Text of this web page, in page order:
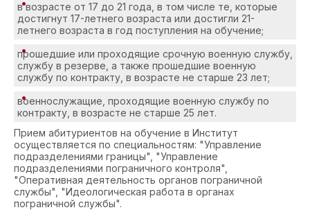
в возрасте от 17 до 21 года, в том числе те, которые
достигнут 17-летнего возраста или достигли 21-
летнего возраста в год поступления на обучение;
прошедшие или проходящие срочную военную службу,
службу в резерве, а также прошедшие военную
службу по контракту, в возрасте не старше 23 лет;
военнослужащие, проходящие военную службу по
контракту, в возрасте не старше 25 лет.
Прием абитуриентов на обучение в Институт
осуществляется по специальностям: "Управление
подразделениями границы", "Управление
подразделениями пограничного контроля",
"Оперативная деятельность органов пограничной
службы", "Идеологическая работа в органах
пограничной службы".